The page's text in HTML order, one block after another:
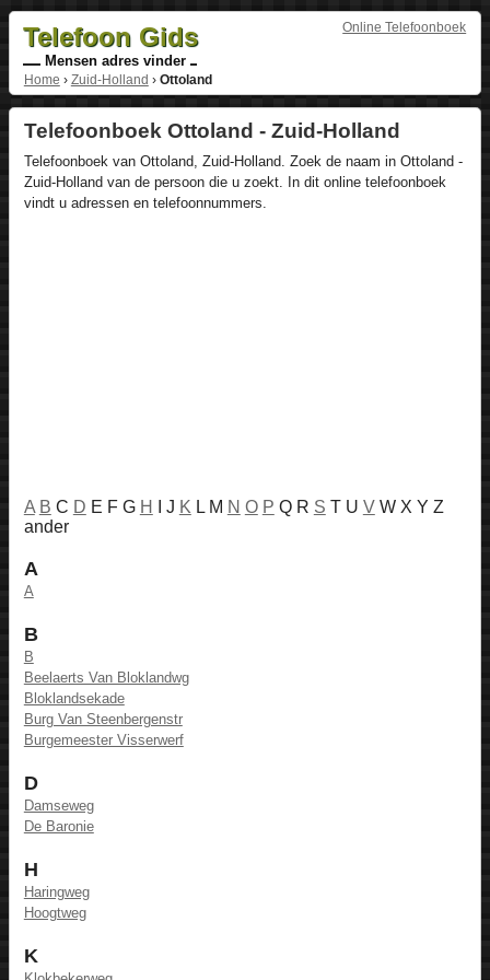
Online Telefoonboek
Telefoon Gids
Mensen adres vinder
Home › Zuid-Holland › Ottoland
Telefoonboek Ottoland - Zuid-Holland
Telefoonboek van Ottoland, Zuid-Holland. Zoek de naam in Ottoland -
Zuid-Holland van de persoon die u zoekt. In dit online telefoonboek
vindt u adressen en telefoonnummers.
A B C D E F G H I J KL M N O P Q R S T U V W X Y Z
ander
A
A
B
B
Beelaerts Van Bloklandwg
Bloklandsekade
Burg Van Steenbergenstr
Burgemeester Visserwerf
D
Damseweg
De Baronie
H
Haringweg
Hoogtweg
K